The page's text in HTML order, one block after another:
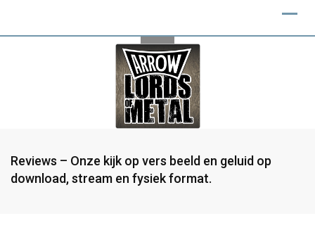
Reviews – Onze kijk op vers beeld en geluid op
download, stream en fysiek format.